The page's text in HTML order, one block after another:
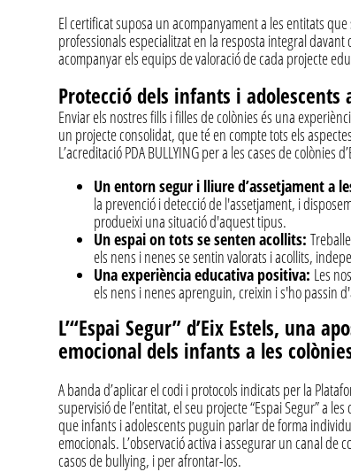
El certificat suposa un acompanyament a les entitats
professionals especialitzat en la resposta integral
acompanyar els equips de valoració de cada projecte
Protecció dels infants i adolescents
Enviar els nostres fills i filles de colònies és una
un projecte consolidat, que té en compte tots els
L’acreditació PDA BULLYING per a les cases de colònies
Un entorn segur i lliure d’assetjament a
la prevenció i detecció de l'assetjament, i
produeixi una situació d'aquest tipus.
Un espai on tots se senten acollits:
els nens i nenes se sentin valorats i acollits,
Una experiència educativa positiva: Les
els nens i nenes aprenguin, creixin i s'ho passin
L’“Espai Segur” d’Eix Estels, una
emocional dels infants a les
A banda d’aplicar el codi i protocols indicats per la
supervisió de l’entitat, el seu projecte “Espai Segur” a
que infants i adolescents puguin parlar de forma
emocionals. L’observació activa i assegurar un canal de
casos de bullying, i per afrontar-los.